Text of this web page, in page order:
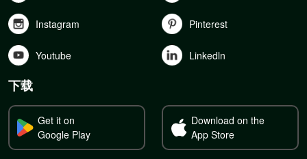
Instagram Pinterest
Youtube Linkedln
下载
Get it on
Google Play
Download on the
App Store